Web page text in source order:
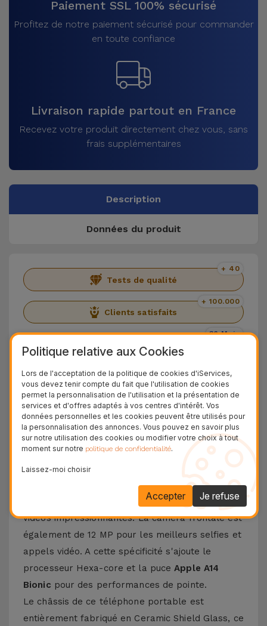
Paiement SSL 100% sécurisé
Profitez de notre paiement sécurisé pour commander
en toute confiance
Livraison rapide partout en France
Recevez votre produit directement chez vous, sans
frais supplémentaires
Description
Données du produit
Tests de qualité
+ 40
Clients satisfaits
+ 100.000
36 Mois
Livraison Gratuite
Découvrez l'iPhone 12 Mini
Présentation de l'iPhone 12 Mini. Un smartphone
lancé en 2020 avec les spécifications de la
gammeiPhone 12
, mais avec un design compact
caméras arrière de 12 MP,
elles garantissent toutes deux des images et des
vidéos impressionnantes. La caméra frontale est
également de 12 MP pour les meilleurs selfies et
appels vidéo. A cette spécificité s'ajoute le
processeur Hexa-core et la puceApple A14
Bionic pour des performances de pointe.
Le châssis de ce téléphone portable est
entièrement fabriqué en Ceramic Shield Glass, ce
Politique relative aux Cookies
Lors de l'acceptation de la politique de cookies d'iServices,
vous devez tenir compte du fait que l'utilisation de cookies
permet la personnalisation de l'utilisation et la présentation de
services et d'offres adaptés à vos centres d'intérêt. Vos
données personnelles et les cookies peuvent être utilisés pour
la personnalisation des annonces. Vous pouvez en savoir plus
sur notre utilisation des cookies ou modifier votre choix à tout
moment sur notre politique de confidentialité.
Laissez-moi choisir
Je refuse
Accepter